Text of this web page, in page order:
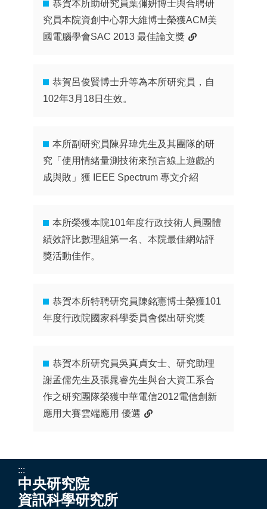
恭賀本所助研究員葉彌妍博士與合聘研
究員本院資創中心郭大維博士榮獲ACM美
國電腦學會SAC 2013 最佳論文獎
恭賀呂俊賢博士升等為本所研究員，自
102年3月18日生效。
本所副研究員陳昇瑋先生及其團隊的研
究「使用情緒量測技術來預言線上遊戲的
成與敗」獲 IEEE Spectrum 專文介紹
本所榮獲本院101年度行政技術人員團體
績效評比數理組第一名、本院最佳網站評
獎活動佳作。
恭賀本所特聘研究員陳銘憲博士榮獲101
年度行政院國家科學委員會傑出研究獎
恭賀本所研究員吳真貞女士、研究助理
謝孟儒先生及張晁睿先生與台大資工系合
作之研究團隊榮獲中華電信2012電信創新
應用大賽雲端應用 優選
:::
中央研究院
資訊科學研究所